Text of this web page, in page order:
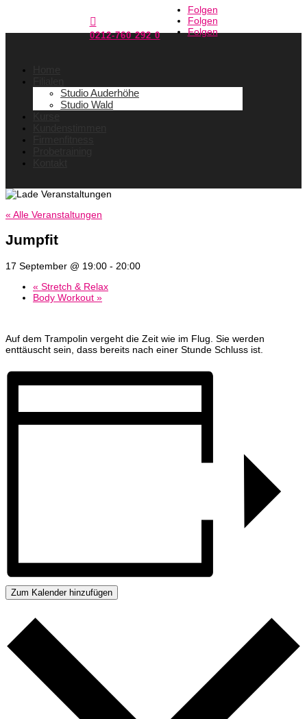

0212-760 292 0
Folgen
Folgen
Folgen
Studio Auderhöhe
Studio Wald
« Alle Veranstaltungen
Jumpfit
17 September @ 19:00 - 20:00
« Stretch & Relax
Body Workout »
Auf dem Trampolin vergeht die Zeit wie im Flug. Sie werden
enttäuscht sein, dass bereits nach einer Stunde Schluss ist.
Zum Kalender hinzufügen